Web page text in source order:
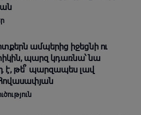
ամպերից իջեցնի ու
պարզ կդառնա՝ նա
է, թե՞ պարզապես լավ